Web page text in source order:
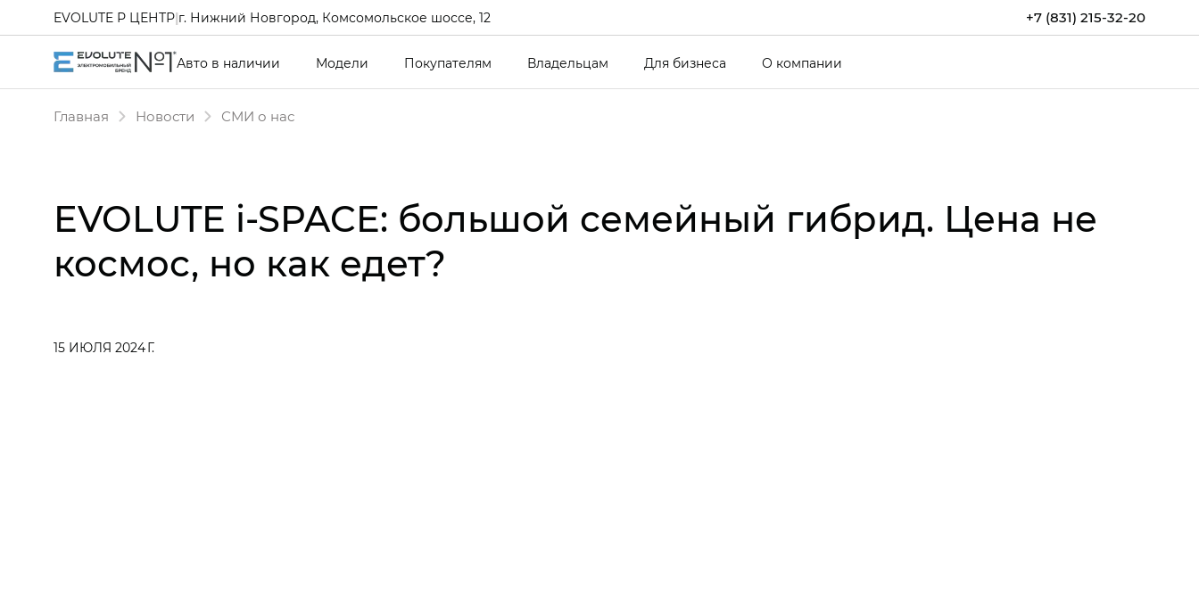
+7 (831) 215-32-20
EVOLUTE Р ЦЕНТР|г. Нижний Новгород, Комсомольское шоссе, 12
Авто в наличии Модели Покупателям Владельцам Для бизнеса О компании
Главная Новости СМИ о нас
EVOLUTE i‑SPACE: большой семейный гибрид. Цена не
космос, но как едет?
15 ИЮЛЯ 2024 Г.